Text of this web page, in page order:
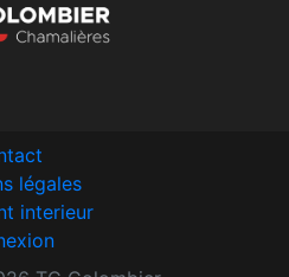
légales
interieur